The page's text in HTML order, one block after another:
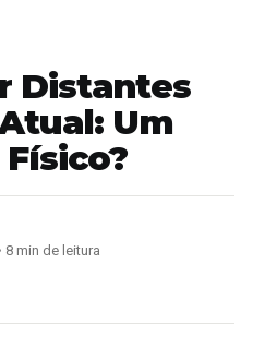
Distantes
Um
8 min de leitura